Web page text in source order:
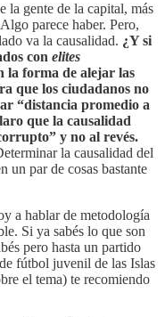
la gente de la capital, más
parece haber. Pero,
va la causalidad. ¿Y si
con elites
la forma de alejar las
que los ciudadanos no
“distancia promedio a
que la causalidad
y no al revés.
la causalidad del
un par de cosas bastante
a hablar de metodología
Si ya sabés lo que son
pero hasta un partido
fútbol juvenil de las Islas
el tema) te recomiendo